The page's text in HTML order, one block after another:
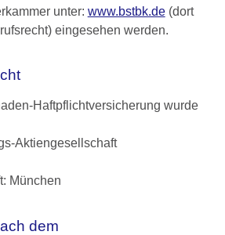
unter: www.bstbk.de(dort
eingesehen werden.
Haftpflichtversicherung wurde
Aktiengesellschaft
München
dem